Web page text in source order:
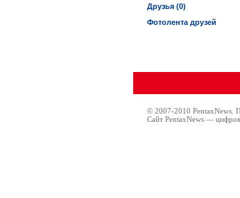
Друзья (0)
Фотолента друзей
© 2007-2010 PentaxNews.
Сайт PentaxNews —